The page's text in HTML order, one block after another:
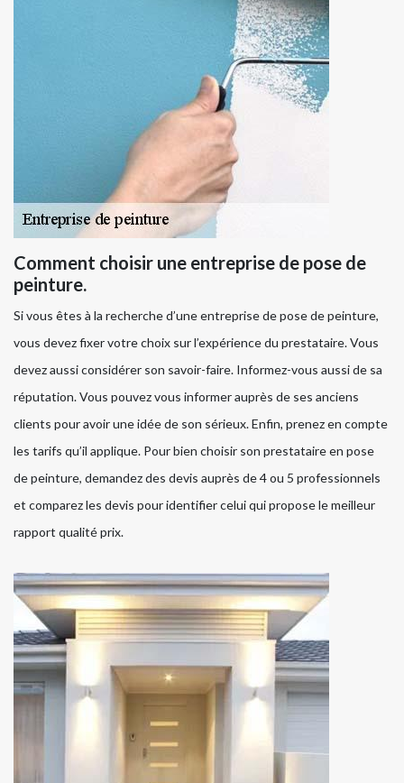
Comment choisir une entreprise de pose de
peinture.
Si vous êtes à la recherche d’une entreprise de pose de peinture,
vous devez fixer votre choix sur l’expérience du prestataire. Vous
devez aussi considérer son savoir-faire. Informez-vous aussi de sa
réputation. Vous pouvez vous informer auprès de ses anciens
clients pour avoir une idée de son sérieux. Enfin, prenez en compte
les tarifs qu’il applique. Pour bien choisir son prestataire en pose
de peinture, demandez des devis auprès de 4 ou 5 professionnels
et comparez les devis pour identifier celui qui propose le meilleur
rapport qualité prix.